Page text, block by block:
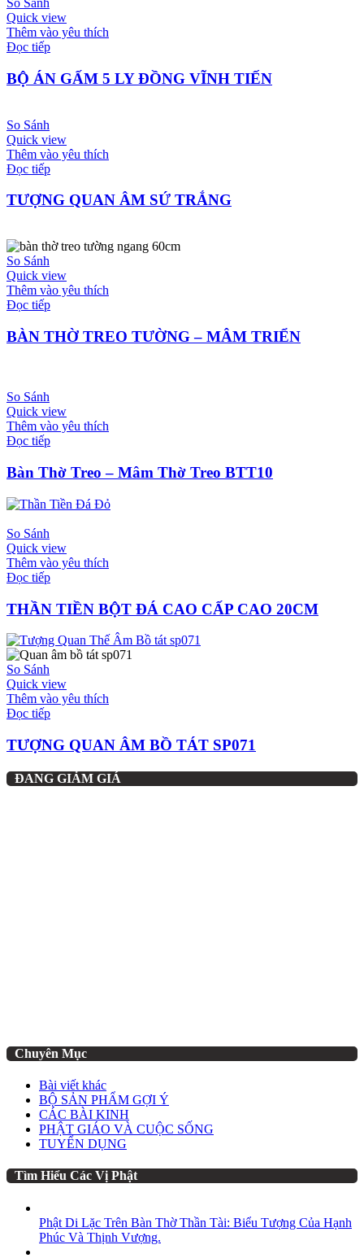
So Sánh
Quick view
Thêm vào yêu thích
Đọc tiếp
BỘ ÁN GẤM 5 LY ĐỒNG VĨNH TIẾN
So Sánh
Quick view
Thêm vào yêu thích
Đọc tiếp
TƯỢNG QUAN ÂM SỨ TRẮNG
So Sánh
Quick view
Thêm vào yêu thích
Đọc tiếp
BÀN THỜ TREO TƯỜNG – MÂM TRIỂN
So Sánh
Quick view
Thêm vào yêu thích
Đọc tiếp
Bàn Thờ Treo – Mâm Thờ Treo BTT10
So Sánh
Quick view
Thêm vào yêu thích
Đọc tiếp
THẦN TIỀN BỘT ĐÁ CAO CẤP CAO 20CM
So Sánh
Quick view
Thêm vào yêu thích
Đọc tiếp
TƯỢNG QUAN ÂM BỒ TÁT SP071
ĐANG GIẢM GIÁ
Chuyên Mục
Bài viết khác
BỘ SẢN PHẨM GỢI Ý
CÁC BÀI KINH
PHẬT GIÁO VÀ CUỘC SỐNG
TUYỂN DỤNG
Tìm Hiểu Các Vị Phật
Phật Di Lặc Trên Bàn Thờ Thần Tài: Biểu Tượng Của Hạnh
Phúc Và Thịnh Vượng.